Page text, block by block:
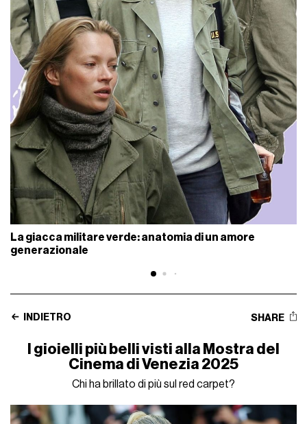
La giacca militare verde: anatomia di un amore
generazionale
INDIETRO SHARE
I gioielli più belli visti alla Mostra del
Cinema di Venezia 2025
Chi ha brillato di più sul red carpet?